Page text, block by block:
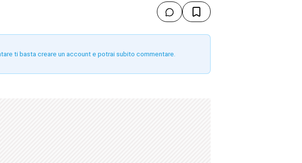
ti basta creare un account e potrai subito commentare.